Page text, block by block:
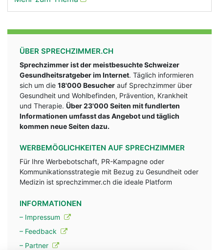
ÜBER SPRECHZIMMER.CH
Sprechzimmer ist der meistbesuchte Schweizer
Gesundheitsratgeber im Internet. Täglich informieren
sich um die 18'000 Besucher auf Sprechzimmer über
Gesundheit und Wohlbefinden, Prävention, Krankheit
und Therapie. Über 23'000 Seiten mit fundlerten
Informationen umfasst das Angebot und täglich
kommen neue Seiten dazu.
WERBEMÖGLICHKEITEN AUF SPRECHZIMMER
Für Ihre Werbebotschaft, PR-Kampagne oder
Kommunikationsstrategie mit Bezug zu Gesundheit oder
Medizin ist sprechzimmer.ch die ideale Platform
INFORMATIONEN
– Impressum
– Feedback
– Partner